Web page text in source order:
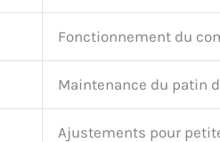
Fonctionnement du
Maintenance du patin
Ajustements pour